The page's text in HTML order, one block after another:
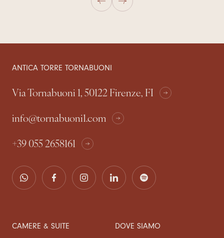
ANTICA TORRE TORNABUONI
Via Tornabuoni 1, 50122 Firenze, FI
info@tornabuoni1.com
+39 055 2658161
CAMERE & SUITE
DOVE SIAMO